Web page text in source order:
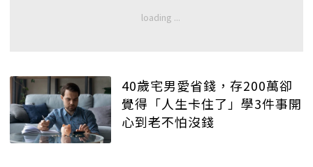
40歲宅男愛省錢，存200萬卻
覺得「人生卡住了」學3件事開
心到老不怕沒錢